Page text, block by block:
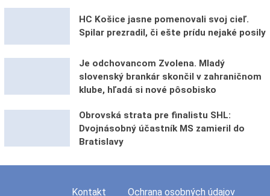
HC Košice jasne pomenovali svoj cieľ.
Spilar prezradil, či ešte prídu nejaké posily
Je odchovancom Zvolena. Mladý
slovenský brankár skončil v zahraničnom
klube, hľadá si nové pôsobisko
Obrovská strata pre finalistu SHL:
Dvojnásobný účastník MS zamieril do
Bratislavy
Kontakt Ochrana osobných údajov